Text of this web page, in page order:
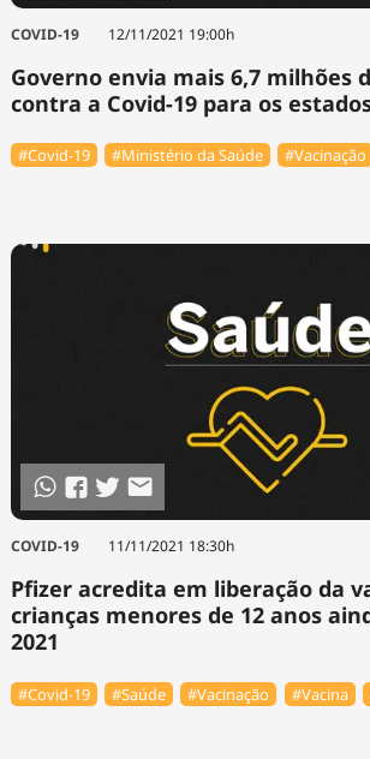
COVID-19 12/11/2021 19:00h
Governo envia mais 6,7 milhões
contra a Covid-19 para os
#Covid-19 #Ministério da Saúde #Vacinação
COVID-19 11/11/2021 18:30h
Pfizer acredita em liberação da
crianças menores de 12 anos
2021
#Covid-19 #Saúde #Vacinação #Vacina